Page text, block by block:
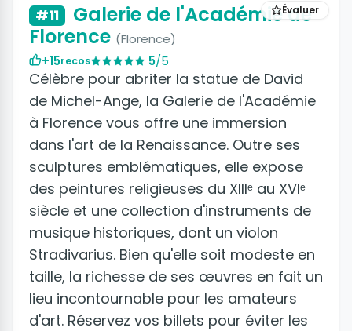
Évaluer
#11
Galerie de l'Académie de
Florence (Florence)
+15recos 5/5
Célèbre pour abriter la statue de David
de Michel-Ange, la Galerie de l'Académie
à Florence vous offre une immersion
dans l'art de la Renaissance. Outre ses
sculptures emblématiques, elle expose
des peintures religieuses du XIIIᵉ au XVIᵉ
siècle et une collection d'instruments de
musique historiques, dont un violon
Stradivarius. Bien qu'elle soit modeste en
taille, la richesse de ses œuvres en fait un
lieu incontournable pour les amateurs
d'art. Réservez vos billets pour éviter les